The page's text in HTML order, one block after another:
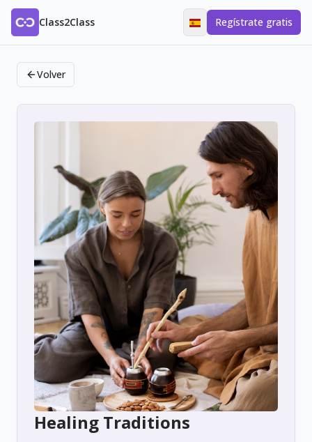
Class2Class Regístrate gratis
Volver
Healing Traditions